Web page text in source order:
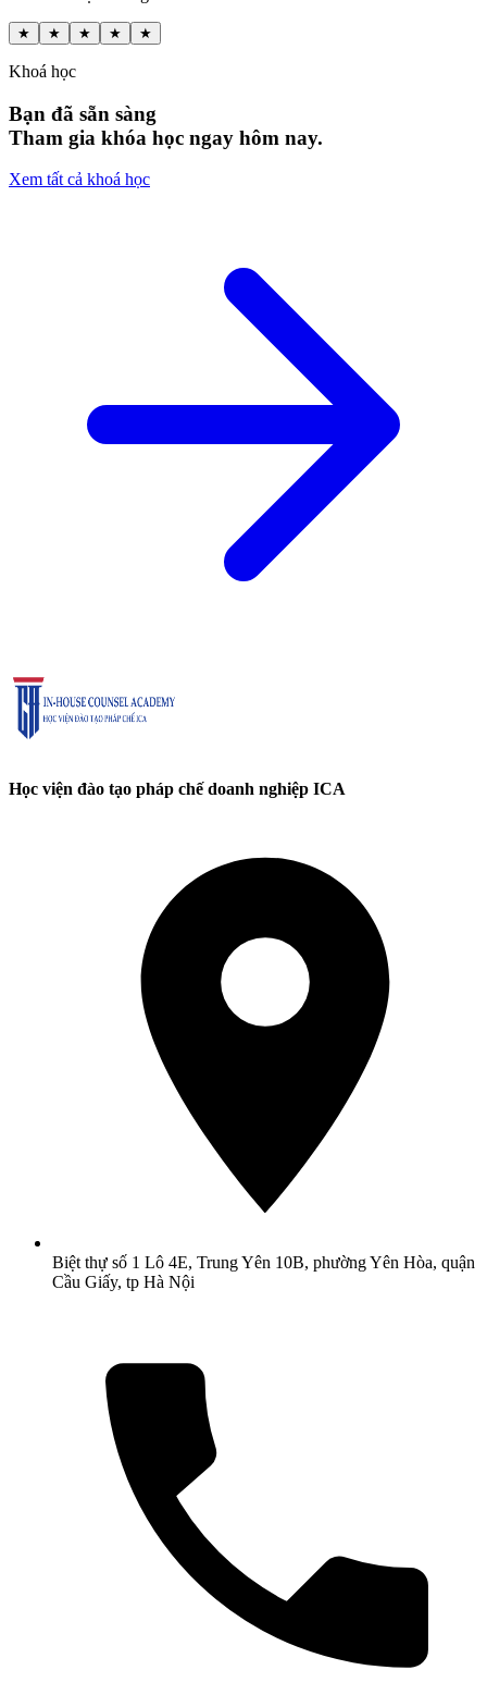
★ ★ ★ ★ ★
Khoá học
Bạn đã sẵn sàng
Tham gia khóa học ngay hôm nay.
Xem tất cả khoá học
Học viện đào tạo pháp chế doanh nghiệp ICA
Biệt thự số 1 Lô 4E, Trung Yên 10B, phường Yên Hòa, quận
Cầu Giấy, tp Hà Nội